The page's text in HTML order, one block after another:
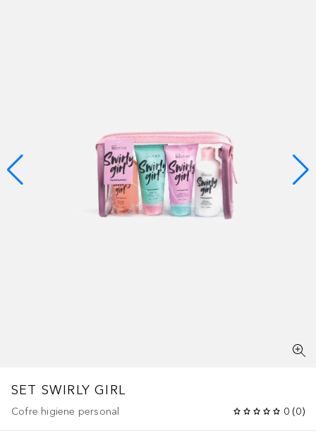
SET SWIRLY GIRL
Cofre higiene personal 0 (0)